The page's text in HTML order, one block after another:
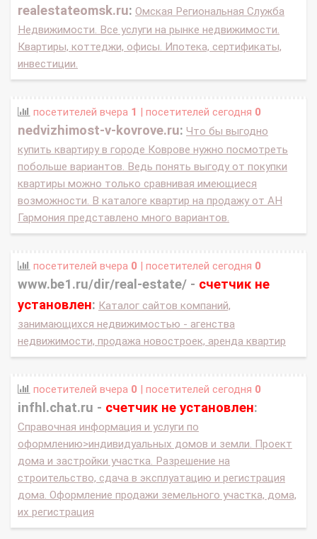
realestateomsk.ru: Омская Региональная Служба
Недвижимости. Все услуги на рынке недвижимости.
Квартиры, коттеджи, офисы. Ипотека, сертификаты,
инвестиции.
посетителей вчера 1 | посетителей сегодня 0
nedvizhimost-v-kovrove.ru: Что бы выгодно
купить квартиру в городе Коврове нужно посмотреть
побольше вариантов. Ведь понять выгоду от покупки
квартиры можно только сравнивая имеющиеся
возможности. В каталоге квартир на продажу от АН
Гармония представлено много вариантов.
посетителей вчера 0 | посетителей сегодня 0
www.be1.ru/dir/real-estate/ - счетчик не
установлен: Каталог сайтов компаний,
занимающихся недвижимостью - агенства
недвижимости, продажа новостроек, аренда квартир
посетителей вчера 0 | посетителей сегодня 0
infhl.chat.ru - счетчик не установлен:
Справочная информация и услуги по
оформлению>индивидуальных домов и земли. Проект
дома и застройки участка. Разрешение на
строительство, сдача в эксплуатацию и регистрация
дома. Оформление продажи земельного участка, дома,
их регистрация